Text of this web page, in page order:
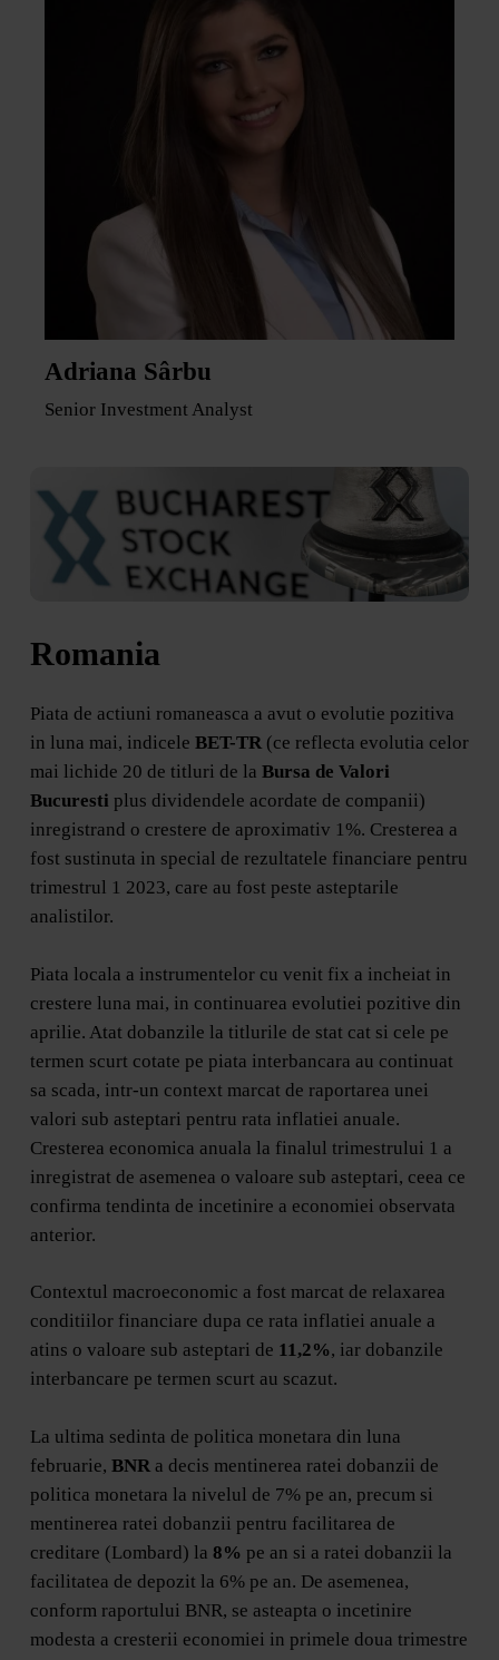
Adriana Sârbu
Senior Investment Analyst
Romania
Piata de actiuni romaneasca a avut o evolutie pozitiva
in luna mai, indicele BET-TR(ce reflecta evolutia celor
mai lichide 20 de titluri de la Bursa de Valori
Bucuresti plus dividendele acordate de companii)
inregistrand o crestere de aproximativ 1%. Cresterea a
fost sustinuta in special de rezultatele financiare pentru
trimestrul 1 2023, care au fost peste asteptarile
analistilor.
Piata locala a instrumentelor cu venit fix a incheiat in
crestere luna mai, in continuarea evolutiei pozitive din
aprilie. Atat dobanzile la titlurile de stat cat si cele pe
termen scurt cotate pe piata interbancara au continuat
sa scada, intr-un context marcat de raportarea unei
valori sub asteptari pentru rata inflatiei anuale.
Cresterea economica anuala la finalul trimestrului 1 a
inregistrat de asemenea o valoare sub asteptari, ceea ce
confirma tendinta de incetinire a economiei observata
anterior.
Contextul macroeconomic a fost marcat de relaxarea
conditiilor financiare dupa ce rata inflatiei anuale a
atins o valoare sub asteptari de 11,2%, iar dobanzile
interbancare pe termen scurt au scazut.
La ultima sedinta de politica monetara din luna
februarie, BNRa decis mentinerea ratei dobanzii de
politica monetara la nivelul de 7% pe an, precum si
mentinerea ratei dobanzii pentru facilitarea de
creditare (Lombard) la 8% pe an si a ratei dobanzii la
facilitatea de depozit la 6% pe an. De asemenea,
conform raportului BNR, se asteapta o incetinire
modesta a cresterii economiei in primele doua trimestre